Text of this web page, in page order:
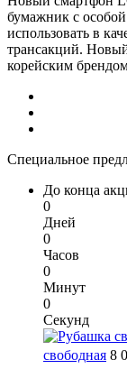
бумажник с
использовать в
трансакций.
корейским
Специальное
До конца
0
Дней
0
Часов
0
Минут
0
Секунд
свободная 8